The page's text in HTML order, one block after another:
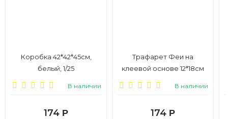
Коробка 42*42*45см,
белый, 1/25
В наличии
174 Р
Трафарет Феи на
клеевой основе 12*18см
В наличии
174 Р